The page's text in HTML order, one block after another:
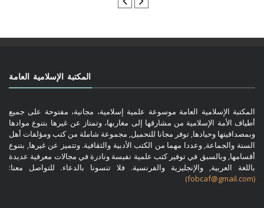
المكتبة الإسلامية العامة
المكتبة الإسلامية العامة موسوعة علمية إسلامية، مجانية، مفتوحة على جميع
أطياف الأمة الإسلامية من مشارقها إلى مغاربها، وتمتاز عن غيرها بتنوع موادها
وبمصداقيتها وحيادها, توفر مجانا للتحميل, مجموعة شاملة من كتب ومؤلفات أهل
السنة والجماعة, وعددا مهما من الكتب الأدبية والثقافية. وتتميز عن غيرها, بتنوع
أقسامها, وبالسبق في توفير كتب علمية نفيسة ونادرة في مجالات معرفية عديدة
باللغة العربية, والإنجليزية والفرنسية. فلا تنسونا بالدعاء. للتواصل معنا:
(fobcaf@gmail.com)